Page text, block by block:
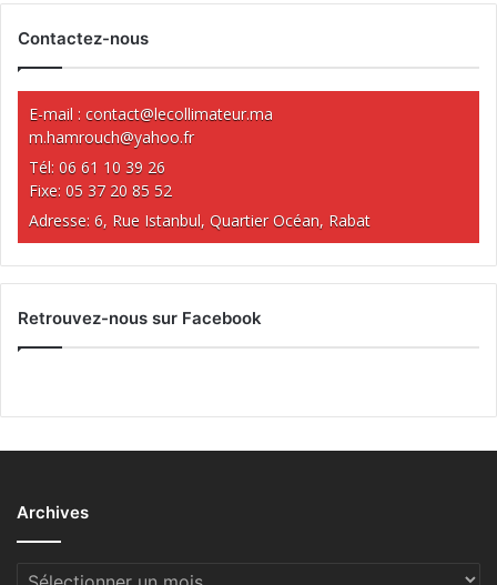
Contactez-nous
E-mail : contact@lecollimateur.ma
m.hamrouch@yahoo.fr
Tél: 06 61 10 39 26
Fixe: 05 37 20 85 52
Adresse: 6, Rue Istanbul, Quartier Océan, Rabat
Retrouvez-nous sur Facebook
Archives
Archives